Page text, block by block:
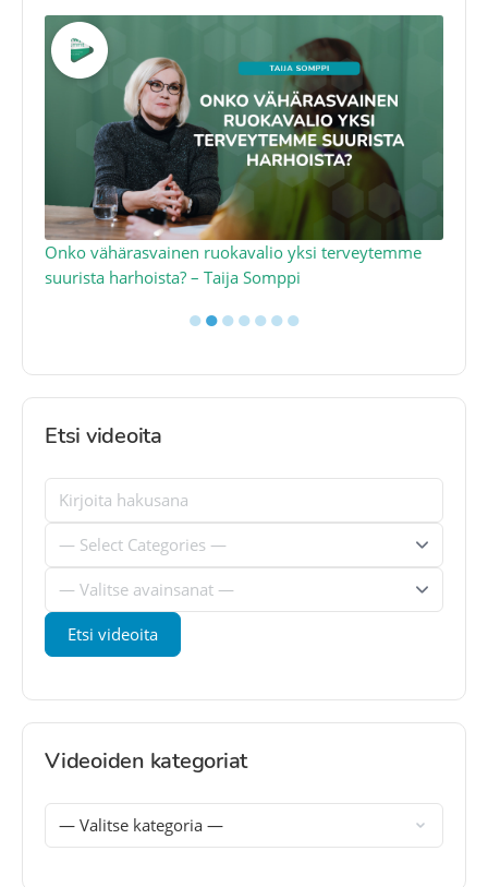
Onko vähärasvainen ruokavalio yksi terveytemme
suurista harhoista? – Taija Somppi
●●●●●●●
Etsi videoita
Videoiden kategoriat